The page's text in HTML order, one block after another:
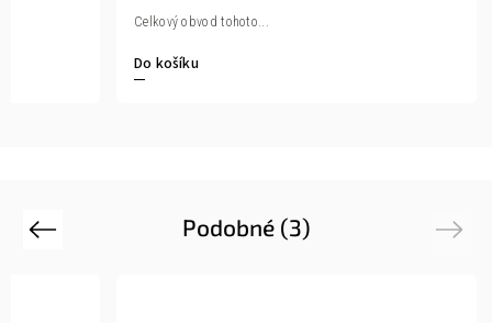
Do košíku
Celkový obvod tohoto...
Podobné (3)
Previous Next